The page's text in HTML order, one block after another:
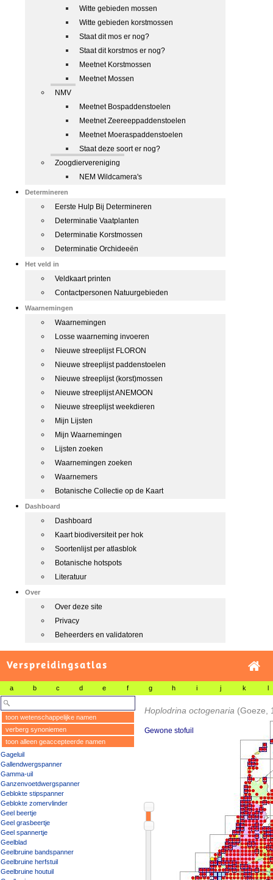
Witte gebieden mossen
Witte gebieden korstmossen
Staat dit mos er nog?
Staat dit korstmos er nog?
Meetnet Korstmossen
Meetnet Mossen
NMV
Meetnet Bospaddenstoelen
Meetnet Zeereeppaddenstoelen
Meetnet Moeraspaddenstoelen
Staat deze soort er nog?
Zoogdiervereniging
NEM Wildcamera's
Determineren
Eerste Hulp Bij Determineren
Determinatie Vaatplanten
Determinatie Korstmossen
Determinatie Orchideeën
Het veld in
Veldkaart printen
Contactpersonen Natuurgebieden
Waarnemingen
Waarnemingen
Losse waarneming invoeren
Nieuwe streeplijst FLORON
Nieuwe streeplijst paddenstoelen
Nieuwe streeplijst (korst)mossen
Nieuwe streeplijst ANEMOON
Nieuwe streeplijst weekdieren
Mijn Lijsten
Mijn Waarnemingen
Lijsten zoeken
Waarnemingen zoeken
Waarnemers
Botanische Collectie op de Kaart
Dashboard
Dashboard
Kaart biodiversiteit per hok
Soortenlijst per atlasblok
Botanische hotspots
Literatuur
Over
Over deze site
Privacy
Beheerders en validatoren
Verspreidingsatlas
a b c d e f g h i j k l
toon wetenschappelijke namen
verberg synoniemen
toon alleen geaccepteerde namen
Gageluil
Gallendwergspanner
Gamma-uil
Ganzenvoetdwergspanner
Geblokte stipspanner
Geblokte zomervlinder
Geel beertje
Geel grasbeertje
Geel spannertje
Geelblad
Geelbruine bandspanner
Geelbruine herfstuil
Geelbruine houtuil
Hoplodrina octogenaria (Goeze,
Gewone stofuil